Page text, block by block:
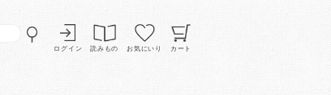
ログイン 読みもの お気にいり カート